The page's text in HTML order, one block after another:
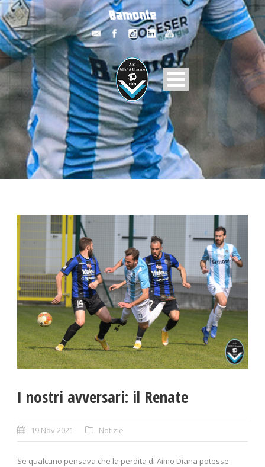
I nostri avversari: il Renate
19 Nov 2021 Notizie
Se qualcuno pensava che la perdita di Aimo Diana potesse